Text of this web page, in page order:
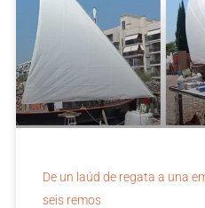
De un laúd de regata a una
seis remos